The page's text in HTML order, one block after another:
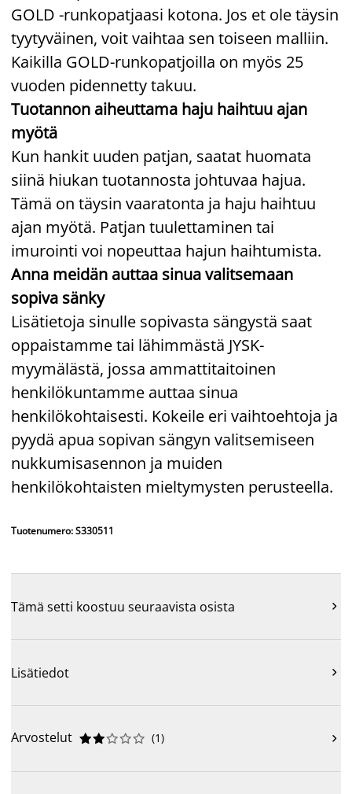
GOLD -runkopatjaasi kotona. Jos et ole täysin
tyytyväinen, voit vaihtaa sen toiseen malliin.
Kaikilla GOLD-runkopatjoilla on myös 25
vuoden pidennetty takuu.
Tuotannon aiheuttama haju haihtuu ajan
myötä
Kun hankit uuden patjan, saatat huomata
siinä hiukan tuotannosta johtuvaa hajua.
Tämä on täysin vaaratonta ja haju haihtuu
ajan myötä. Patjan tuulettaminen tai
imurointi voi nopeuttaa hajun haihtumista.
Anna meidän auttaa sinua valitsemaan
sopiva sänky
Lisätietoja sinulle sopivasta sängystä saat
oppaistamme tai lähimmästä JYSK-
myymälästä, jossa ammattitaitoinen
henkilökuntamme auttaa sinua
henkilökohtaisesti. Kokeile eri vaihtoehtoja ja
pyydä apua sopivan sängyn valitsemiseen
nukkumisasennon ja muiden
henkilökohtaisten mieltymysten perusteella.
Tuotenumero: S330511
Tämä setti koostuu seuraavista osista 
Lisätiedot 
Arvostelut 




 (1) 